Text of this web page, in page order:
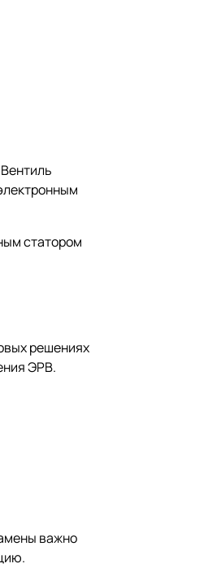
статором
решениях
ЭРВ.
важно